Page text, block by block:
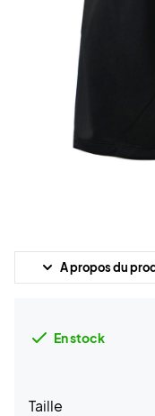
A propos du
En stock
Taille